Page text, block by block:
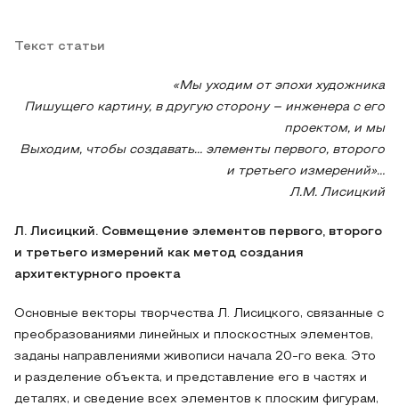
Текст статьи
«Мы уходим от эпохи художника
Пишущего картину, в другую сторону – инженера с его
проектом, и мы
Выходим, чтобы создавать… элементы первого, второго
и третьего измерений»…
Л.М. Лисицкий
Л. Лисицкий. Совмещение элементов первого, второго
и третьего измерений как метод создания
архитектурного проекта
Основные векторы творчества Л. Лисицкого, связанные с
преобразованиями линейных и плоскостных элементов,
заданы направлениями живописи начала 20-го века. Это
и разделение объекта, и представление его в частях и
деталях, и сведение всех элементов к плоским фигурам,